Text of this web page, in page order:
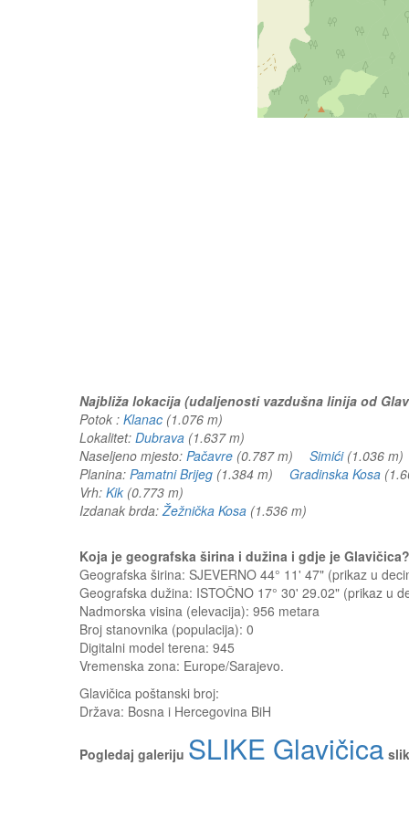
Najbliža lokacija (udaljenosti vazdušna linija od
Potok : Klanac (1.076 m)
Lokalitet: Dubrava (1.637 m)
Naseljeno mjesto: Pačavre (0.787 m) Simići(1.036
Planina: Pamatni Brijeg (1.384 m) Gradinska Kosa
Vrh: Kik (0.773 m)
Izdanak brda:Žežnička Kosa (1.536 m)
Koja je geografska širina i dužina i gdje je
Geografska širina: SJEVERNO 44° 11' 47" (prikaz u
Geografska dužina: ISTOČNO 17° 30' 29.02" (prikaz u
Nadmorska visina (elevacija): 956 metara
Broj stanovnika (populacija): 0
Digitalni model terena: 945
Vremenska zona: Europe/Sarajevo.
Glavičica poštanski broj:
Država: Bosna i Hercegovina BiH
Pogledaj galeriju SLIKE Glavičica